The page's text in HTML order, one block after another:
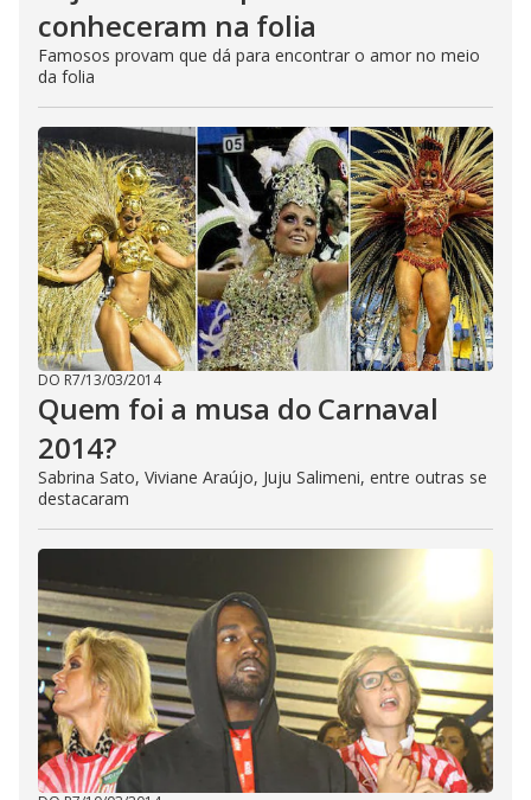
conheceram na folia
Famosos provam que dá para encontrar o amor no meio
da folia
DO R7/13/03/2014
Quem foi a musa do Carnaval
2014?
Sabrina Sato, Viviane Araújo, Juju Salimeni, entre outras se
destacaram